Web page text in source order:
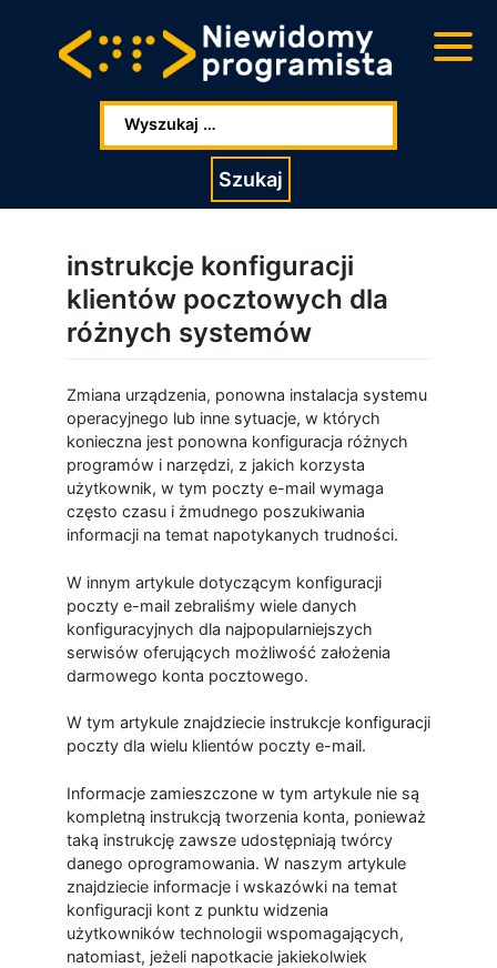
do
głowej
zawartości
do
stopki
Szukaj
instrukcje konfiguracji
klientów pocztowych dla
różnych systemów
Zmiana urządzenia, ponowna instalacja systemu
operacyjnego lub inne sytuacje, w których
konieczna jest ponowna konfiguracja różnych
programów i narzędzi, z jakich korzysta
użytkownik, w tym poczty e-mail wymaga
często czasu i żmudnego poszukiwania
informacji na temat napotykanych trudności.
W innym artykule dotyczącym konfiguracji
poczty e-mail zebraliśmy wiele danych
konfiguracyjnych dla najpopularniejszych
serwisów oferujących możliwość założenia
darmowego konta pocztowego.
W tym artykule znajdziecie instrukcje konfiguracji
poczty dla wielu klientów poczty e-mail.
Informacje zamieszczone w tym artykule nie są
kompletną instrukcją tworzenia konta, ponieważ
taką instrukcję zawsze udostępniają twórcy
danego oprogramowania. W naszym artykule
znajdziecie informacje i wskazówki na temat
konfiguracji kont z punktu widzenia
użytkowników technologii wspomagających,
natomiast, jeżeli napotkacie jakiekolwiek